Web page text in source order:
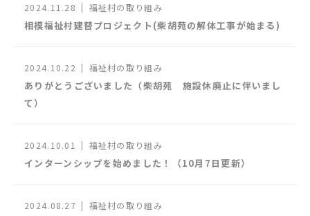
2024.11.28 福祉村の取り組み
相模福祉村建替プロジェクト(柴胡苑の解体工事が始まる)
2024.10.22 福祉村の取り組み
ありがとうございました（柴胡苑 施設休廃止に伴いまし
て）
2024.10.01 福祉村の取り組み
インターンシップを始めました！（10月7日更新）
2024.08.27 福祉村の取り組み